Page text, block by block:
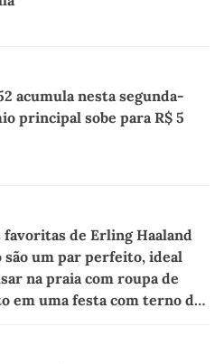
acumula nesta segunda-
principal sobe para R$ 5
favoritas de Erling Haaland
são um par perfeito, ideal
na praia com roupa de
em uma festa com terno de